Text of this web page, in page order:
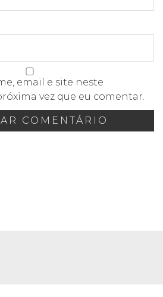
email e site neste
vez que eu comentar.